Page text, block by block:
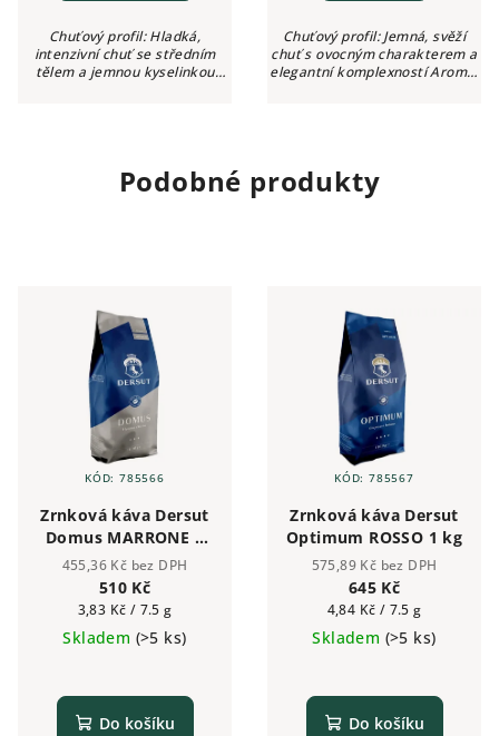
Chuťový profil: Hladká,
intenzivní chuť se středním
tělem a jemnou kyselinkou
Chuťový profil: Jemná, svěží
chuť s ovocným charakterem a
elegantní komplexností Aroma:
Podobné produkty
Zrnková káva Dersut
Domus MARRONE 1
kg
455,36 Kč bez DPH
510 Kč
Měrná
cena:
3,83 Kč / 7.5 g
Skladem (>5 ks)
Do košíku
KÓD:785566
Zrnková káva Dersut
Optimum ROSSO 1 kg
575,89 Kč bez DPH
645 Kč
Měrná
cena:
4,84 Kč / 7.5 g
Skladem (>5 ks)
Do košíku
KÓD:785567